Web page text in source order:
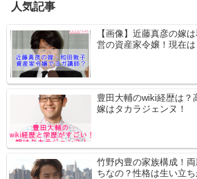
人気記事
【画像】近藤真彦の嫁
営の資産家令嬢！現在は
豊田大輔のwiki経歴は？
嫁はタカラジェンヌ！
竹野内豊の家族構成！
ちなの？性格は生い立ち